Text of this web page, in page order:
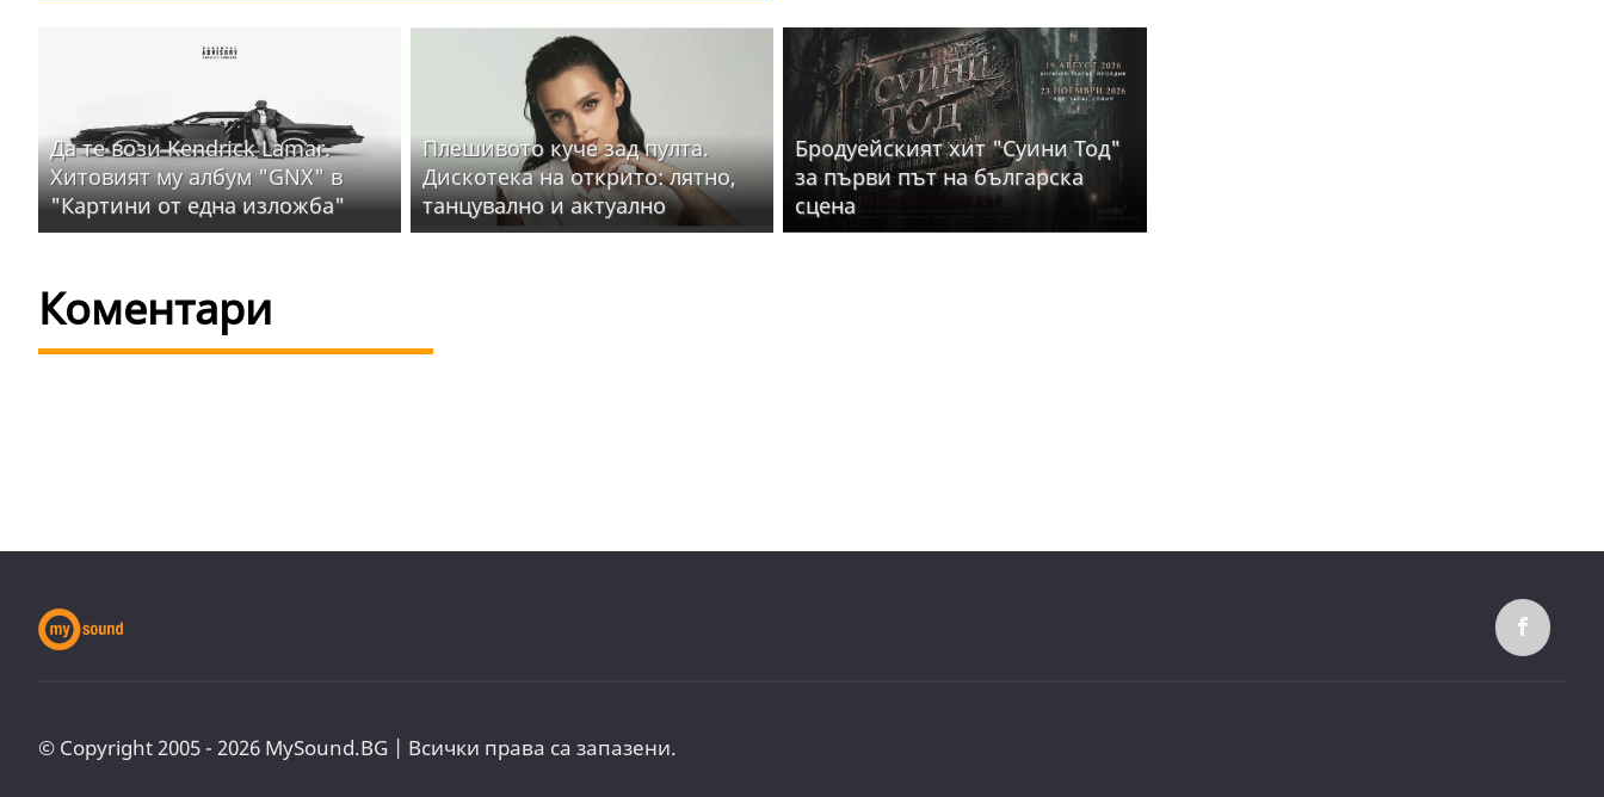
Да те вози Kendrick Lamar.
Хитовият му албум "GNX" в
"Картини от една изложба"
Плешивото куче зад пулта.
Дискотека на открито: лятно,
танцувално и актуално
Бродуейският хит "Суини Тод"
за първи път на българска
сцена
Коментари
© Copyright 2005 - 2026 MySound.BG | Всички права са запазени.